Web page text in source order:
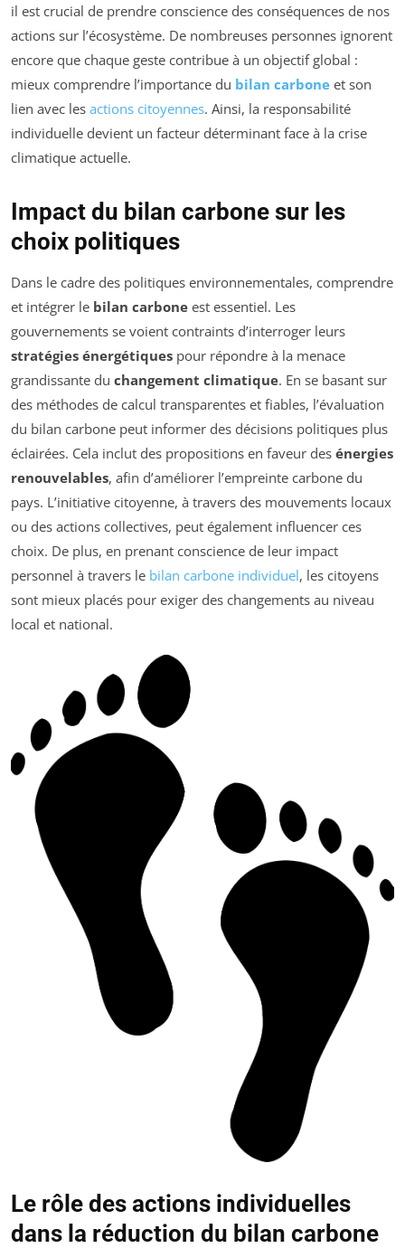
il est crucial de prendre conscience des conséquences de nos
actions sur l’écosystème. De nombreuses personnes ignorent
encore que chaque geste contribue à un objectif global :
mieux comprendre l’importance du bilan carbone et son
lien avec les actions citoyennes. Ainsi, la responsabilité
individuelle devient un facteur déterminant face à la crise
climatique actuelle.
Impact du bilan carbone sur les
choix politiques
Dans le cadre des politiques environnementales, comprendre
et intégrer le bilan carbone est essentiel. Les
gouvernements se voient contraints d’interroger leurs
stratégies énergétiques pour répondre à la menace
grandissante du changement climatique. En se basant sur
des méthodes de calcul transparentes et fiables, l’évaluation
du bilan carbone peut informer des décisions politiques plus
éclairées. Cela inclut des propositions en faveur des énergies
renouvelables, afin d’améliorer l’empreinte carbone du
pays. L’initiative citoyenne, à travers des mouvements locaux
ou des actions collectives, peut également influencer ces
choix. De plus, en prenant conscience de leur impact
personnel à travers le bilan carbone individuel, les citoyens
sont mieux placés pour exiger des changements au niveau
local et national.
Le rôle des actions individuelles
dans la réduction du bilan carbone